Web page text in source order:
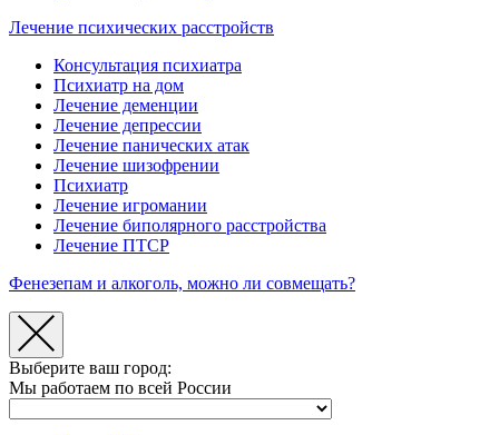
Лечение психических расстройств
Консультация психиатра
Психиатр на дом
Лечение деменции
Лечение депрессии
Лечение панических атак
Лечение шизофрении
Психиатр
Лечение игромании
Лечение биполярного расстройства
Лечение ПТСР
Фенезепам и алкоголь, можно ли совмещать?
Выберите ваш город:
Мы работаем по всей России